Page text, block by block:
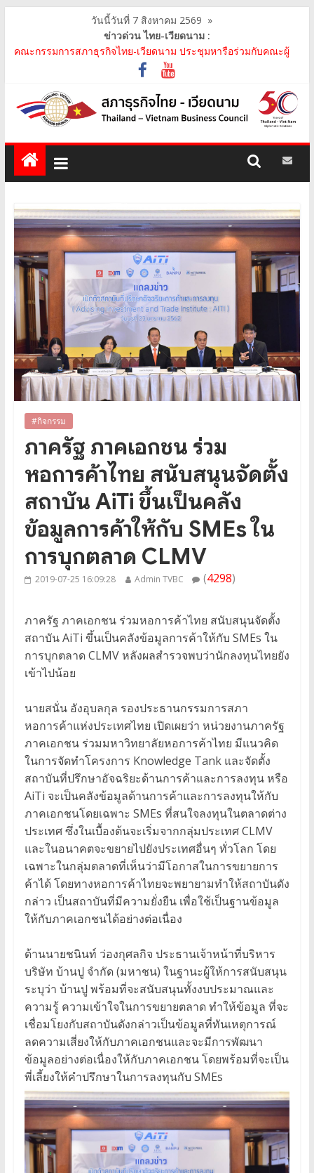
วันนี้วันที่ 7 สิงหาคม 2569 »
ข่าวด่วน ไทย-เวียดนาม :
คณะกรรมการสภาธุรกิจไทย-เวียดนาม เข้าร่วมประชุมหารือคณะรัฐ
เวียดนาม The Central Steering Committee on ..
คณะกรรมการสภาธุรกิจไทย-เวียดนาม ประชุมหารือร่วมกับคณะผู้
แทนภาครัฐเวียดนาม จากคณะกรรมการประชาชน กรุงฮ..
คณะกรรมการสภาธุรกิจไทย-เวียดนาม เข้าร่วมงานวันคล้ายวัน
สถาปนา บริษัท ห้องปฏิบัติการกลาง (ประเทศไทย) จ..
Trade Promotion of Thanh Hoa Province for Th..
คณะกรรมการสภาธุรกิจไทย-เวียดนามร่วมคณะนายกรัฐมนตรีเยือน
เวียดนาม อย่างเป็นทางการ เสริมสร้างความร่วมมื..
#กิจกรรม
ภาครัฐ ภาคเอกชน ร่วม
หอการค้าไทย สนับสนุนจัดตั้ง
สถาบัน AiTi ขึ้นเป็นคลัง
ข้อมูลการค้าให้กับ SMEs ใน
การบุกตลาด CLMV
2019-07-25 16:09:28 Admin TVBC (4298)
ภาครัฐ ภาคเอกชน ร่วมหอการค้าไทย สนับสนุนจัดตั้ง
สถาบัน AiTi ขึ้นเป็นคลังข้อมูลการค้าให้กับ SMEs ใน
การบุกตลาด CLMV หลังผลสำรวจพบว่านักลงทุนไทยยัง
เข้าไปน้อย
นายสนั่น อังอุบลกุล รองประธานกรรมการสภา
หอการค้าแห่งประเทศไทย เปิดเผยว่า หน่วยงานภาครัฐ
ภาคเอกชน ร่วมมหาวิทยาลัยหอการค้าไทย มีแนวคิด
ในการจัดทำโครงการ Knowledge Tank และจัดตั้ง
สถาบันที่ปรึกษาอัจฉริยะด้านการค้าและการลงทุน หรือ
AiTi จะเป็นคลังข้อมูลด้านการค้าและการลงทุนให้กับ
ภาคเอกชนโดยเฉพาะ SMEs ที่สนใจลงทุนในตลาดต่าง
ประเทศ ซึ่งในเบื้องต้นจะเริ่มจากกลุ่มประเทศ CLMV
และในอนาคตจะขยายไปยังประเทศอื่นๆ ทั่วโลก โดย
เฉพาะในกลุ่มตลาดที่เห็นว่ามีโอกาสในการขยายการ
ค้าได้ โดยทางหอการค้าไทยจะพยายามทำให้สถาบันดัง
กล่าว เป็นสถาบันที่มีความยั่งยืน เพื่อใช้เป็นฐานข้อมูล
ให้กับภาคเอกชนได้อย่างต่อเนื่อง
ด้านนายชนินท์ ว่องกุศลกิจ ประธานเจ้าหน้าที่บริหาร
บริษัท บ้านปู จำกัด (มหาชน) ในฐานะผู้ให้การสนับสนุน
ระบุว่า บ้านปู พร้อมที่จะสนับสนุนทั้งงบประมาณและ
ความรู้ ความเข้าใจในการขยายตลาด ทำให้ข้อมูล ที่จะ
เชื่อมโยงกับสถาบันดังกล่าวเป็นข้อมูลที่ทันเหตุการณ์
ลดความเสี่ยงให้กับภาคเอกชนและจะมีการพัฒนา
ข้อมูลอย่างต่อเนื่องให้กับภาคเอกชน โดยพร้อมที่จะเป็น
พี่เลี้ยงให้คำปรึกษาในการลงทุนกับ SMEs